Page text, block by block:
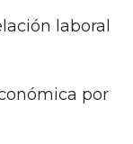
laboral
por